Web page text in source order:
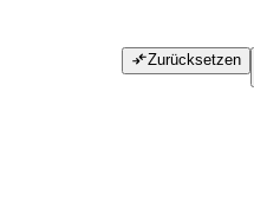
Zurücksetzen